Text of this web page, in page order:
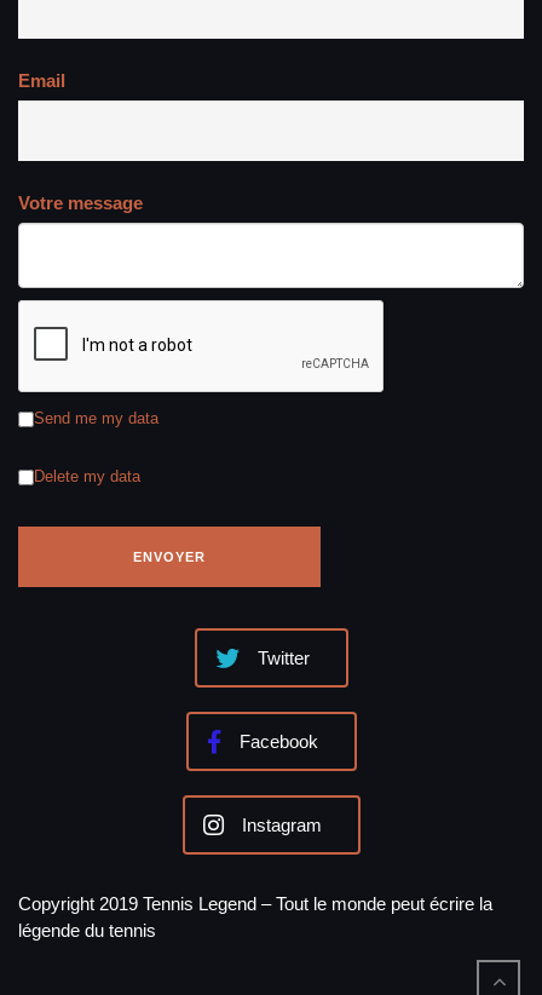
Email
Votre message
Send me my data
Delete my data
Twitter
Facebook
Instagram
Copyright 2019 Tennis Legend – Tout le monde peut écrire la
légende du tennis